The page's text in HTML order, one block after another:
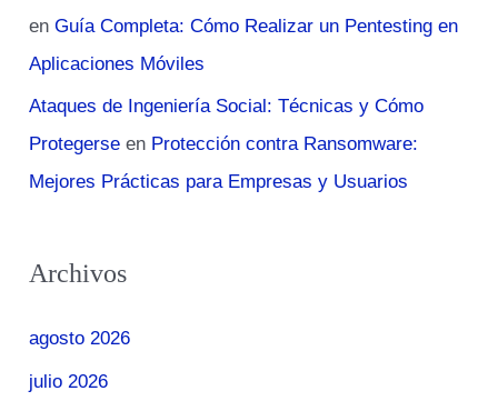
enGuía Completa: Cómo Realizar un Pentesting en
Aplicaciones Móviles
Ataques de Ingeniería Social: Técnicas y Cómo
Protegerse en Protección contra Ransomware:
Mejores Prácticas para Empresas y Usuarios
Archivos
agosto 2026
julio 2026